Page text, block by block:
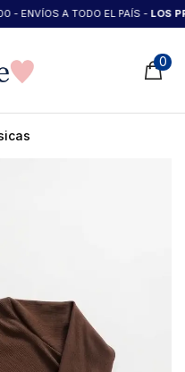
A TODO EL PAÍS -LOS
0